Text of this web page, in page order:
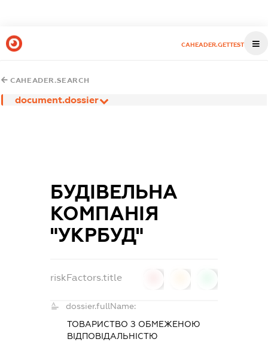
CAHEADER.GETTEST
CAHEADER.SEARCH
document.dossier
БУДІВЕЛЬНА
КОМПАНІЯ
"УКРБУД"
riskFactors.title
dossier.fullName:
ТОВАРИСТВО З ОБМЕЖЕНОЮ
ВІДПОВІДАЛЬНІСТЮ